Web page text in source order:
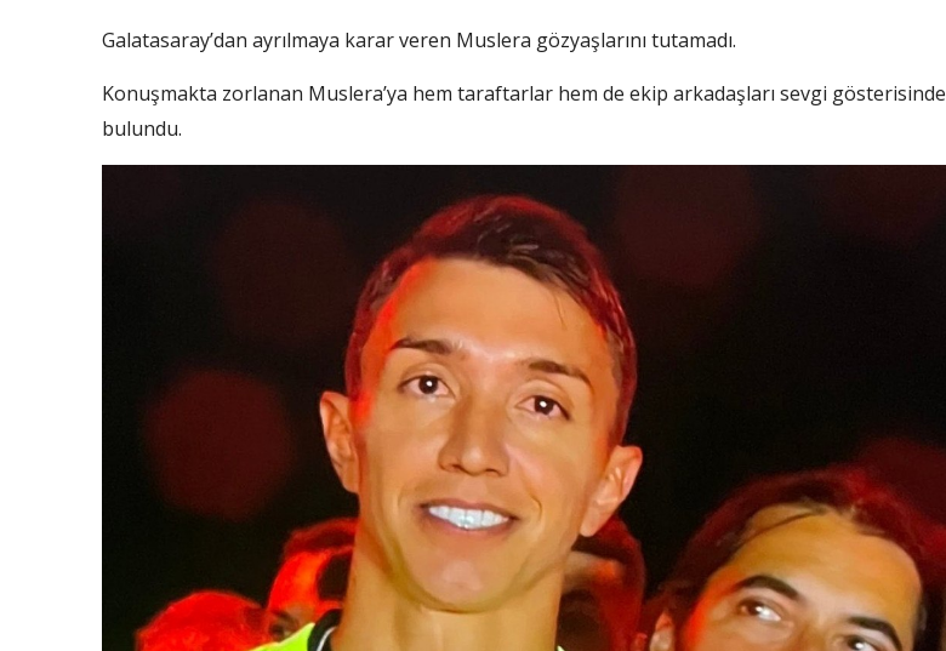
Galatasaray’dan ayrılmaya karar veren Muslera gözyaşlarını tutamadı.
Konuşmakta zorlanan Muslera’ya hem taraftarlar hem de ekip arkadaşları sevgi gösterisinde
bulundu.